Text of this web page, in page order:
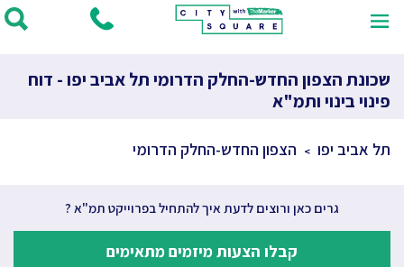
שכונת הצפון החדש-החלק הדרומי תל אביב יפו - דוח
פינוי בינוי ותמ"א
תל אביב יפו הצפון החדש-החלק הדרומי
גרים כאן ורוצים לדעת איך להתחיל בפרוייקט תמ"א ?
קבלו הצעות מיזמים מתאימים